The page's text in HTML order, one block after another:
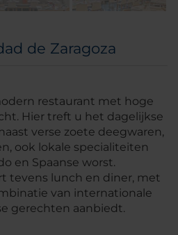
de Zaragoza
restaurant met hoge
Hier treft u het dagelijkse
verse zoete deegwaren,
ook lokale specialiteiten
en Spaanse worst.
tevens lunch en diner, met
van internationale
gerechten aanbiedt.